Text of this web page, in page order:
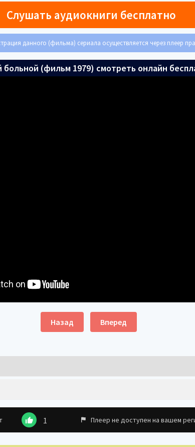
Слушать аудиокниги бесплатно
данного (фильма) сериала осуществляется через плеер
(фильм 1979) смотреть онлайн
Назад Вперед
1 Плеер не доступен на вашем